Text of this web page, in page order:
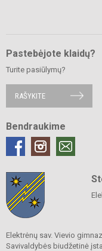
Pastebėjote klaidų?
Turite pasiūlymų?
RAŠYKITE
Bendraukime
Elektrėnų sav. Vievio
Savivaldybės biudžetinė